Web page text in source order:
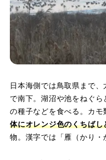
日本海側では鳥取県まで
で南下。湖沼や池をねぐ
の種子などを食べる。カ
体にオレンジ色のくちばし
物。漢字では「雁（かり・